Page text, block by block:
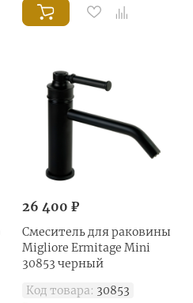
26 400 ₽
Смеситель для раковины
Migliore Ermitage Mini
30853 черный
Код товара: 30853